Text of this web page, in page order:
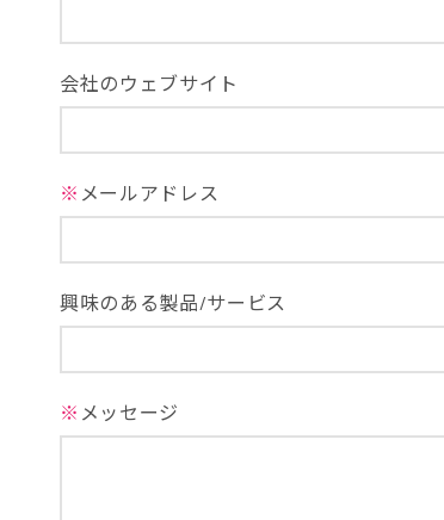
会社のウェブサイト
※ メールアドレス
興味のある製品/サービス
※ メッセージ